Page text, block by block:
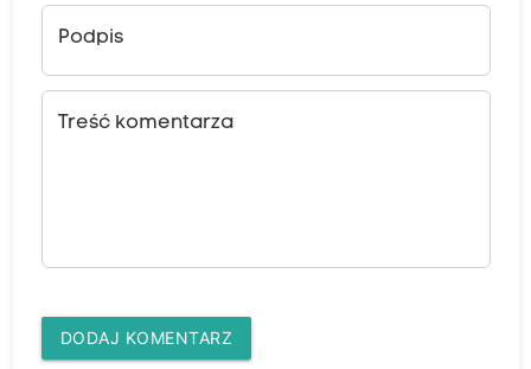
Podpis
Treść komentarza
DODAJ KOMENTARZ